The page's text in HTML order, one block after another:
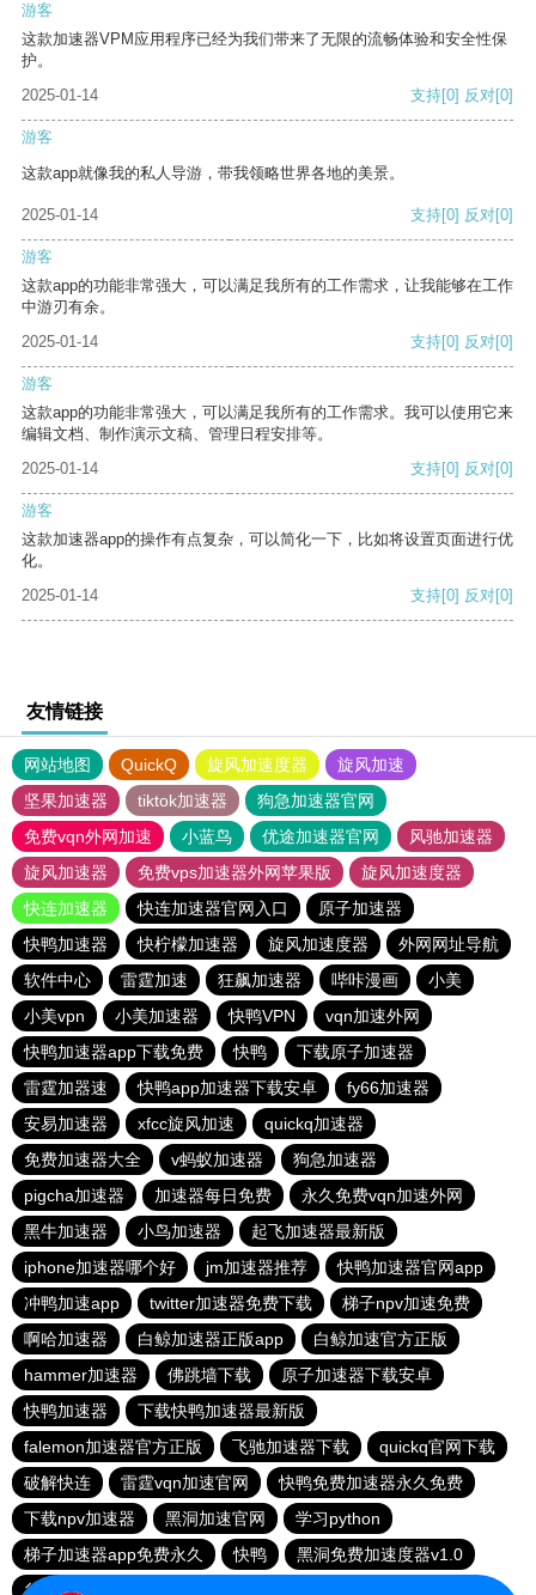
游客
这款加速器VPM应用程序已经为我们带来了无限的流畅体验和安全性保
护。
2025-01-14
支持[0] 反对[0]
游客
这款app就像我的私人导游，带我领略世界各地的美景。
2025-01-14 支持[0] 反对[0]
游客
这款app的功能非常强大，可以满足我所有的工作需求，让我能够在工作
中游刃有余。
2025-01-14
支持[0] 反对[0]
游客
这款app的功能非常强大，可以满足我所有的工作需求。我可以使用它来
编辑文档、制作演示文稿、管理日程安排等。
2025-01-14
支持[0] 反对[0]
游客
这款加速器app的操作有点复杂，可以简化一下，比如将设置页面进行优
化。
2025-01-14
支持[0] 反对[0]
友情链接
网站地图 QuickQ 旋风加速度器
旋风加速
坚果加速器
tiktok加速器
狗急加速器官网
免费vqn外网加速
小蓝鸟 优途加速器官网
风驰加速器
旋风加速器
免费vps加速器外网苹果版
旋风加速度器
快连加速器
快连加速器官网入口
原子加速器
快鸭加速器
快柠檬加速器 旋风加速度器
外网网址导航
软件中心
雷霆加速 狂飙加速器 哔咔漫画
小美
小美vpn
小美加速器 快鸭VPN
vqn加速外网
快鸭加速器app下载免费
快鸭
下载原子加速器
雷霆加器速
快鸭app加速器下载安卓
fy66加速器
安易加速器
xfcc旋风加速
quickq加速器
免费加速器大全
v蚂蚁加速器
狗急加速器
pigcha加速器
加速器每日免费
永久免费vqn加速外网
黑牛加速器
小鸟加速器
起飞加速器最新版
iphone加速器哪个好
jm加速器推荐
快鸭加速器官网app
冲鸭加速app
twitter加速器免费下载
梯子npv加速免费
啊哈加速器
白鲸加速器正版app
白鲸加速官方正版
hammer加速器
佛跳墙下载
原子加速器下载安卓
快鸭加速器
下载快鸭加速器最新版
falemon加速器官方正版
飞驰加速器下载
quickq官网下载
破解快连
雷霆vqn加速官网
快鸭免费加速器永久免费
下载npv加速器
黑洞加速官网
学习python
梯子加速器app免费永久
快鸭
黑洞免费加速度器v1.0
谷歌加速器